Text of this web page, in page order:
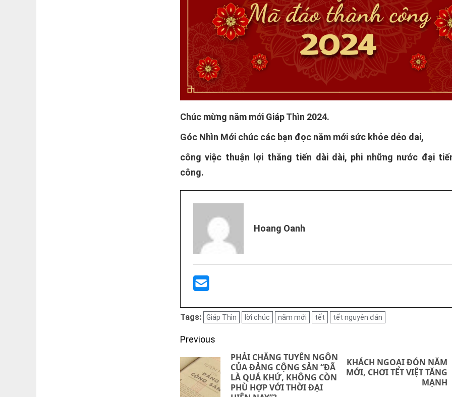
Chúc mừng năm mới Giáp Thìn 2024.
Góc Nhìn Mới chúc các bạn đọc năm mới sức khỏe dẻo dai,
công việc thuận lợi thăng tiến dài dài, phi những nước đại
công.
Hoang Oanh
Tags: Giáp Thìn lời chúc năm mới tết tết nguyên đán
Post
navigation
Previous
Previous
PHẢI CHĂNG TUYÊN NGÔN
CỦA ĐẢNG CỘNG SẢN “ĐÃ
LÀ QUÁ KHỨ, KHÔNG CÒN
PHÙ HỢP VỚI THỜI ĐẠI
Next
KHÁCH NGOẠI ĐÓN NĂM
MỚI, CHƠI TẾT VIỆT TĂNG
MẠNH